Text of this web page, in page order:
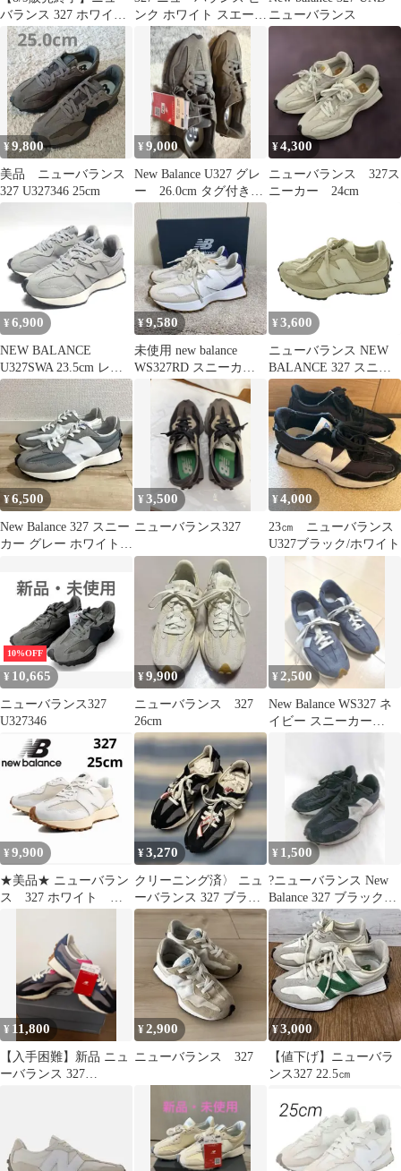
バランス 327 ホワイ
ト 23.5cm インソール
なし
ンク ホワイト スエード
メッシュ スニーカー グ
レー
ニューバランス
¥9,800
美品 ニューバランス
327 U327346 25cm
¥9,000
New Balance U327 グレ
ー 26.0cm タグ付き
新品
¥4,300
ニューバランス 327ス
ニーカー 24cm
¥ 6,900
NEW BALANCE
U327SWA 23.5cm レデ
ィーススニーカーグレ
¥9,580
未使用 new balance
WS327RD スニーカー
24.5
¥ 3,600
ニューバランス NEW
BALANCE 327 スニー
カー US6 23cm グレー
/SS ■OS
¥6,500
New Balance 327 スニー
カー グレー ホワイト
¥3,500
ニューバランス327
¥4,000
23㎝ ニューバランス
U327ブラック/ホワイト
10%OFF
¥ 10,665
ニューバランス327
U327346
¥9,900
ニューバランス 327
26cm
¥ 2,500
New Balance WS327 ネ
イビー スニーカー
¥ 9,900
★美品★ ニューバラン
ス 327 ホワイト ベ
¥3,270
クリーニング済〉 ニュ
ーバランス 327 ブラッ
ク グレー 26.5cm 箱あ
¥ 1,500
?ニューバランス New
Balance 327 ブラック系
スニーカー メンズ
¥ 11,800
【入手困難】新品 ニュ
ーバランス 327
¥2,900
ニューバランス 327
¥3,000
【値下げ】ニューバラ
ンス327 22.5㎝